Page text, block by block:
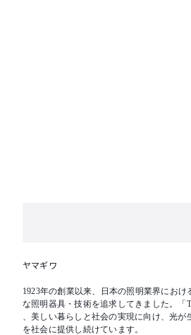
ヤマギワ
1923年の創業以来、日本の照明業界にお
な照明器具・技術を追求してきました。「
、美しい暮らしと社会の実現に向け、光が
を社会に提供し続けています。